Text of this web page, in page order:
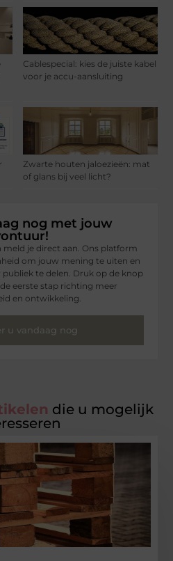
Cablespecial: kies de juiste kabel
voor je accu-aansluiting
Zwarte houten jaloezieën: mat
of glans bij veel licht?
nog met jouw
meld je direct aan. Ons platform
om jouw mening te uiten en
te delen. Druk op de knop
de eerste stap richting meer
en ontwikkeling.
u vandaag nog
die u mogelijk